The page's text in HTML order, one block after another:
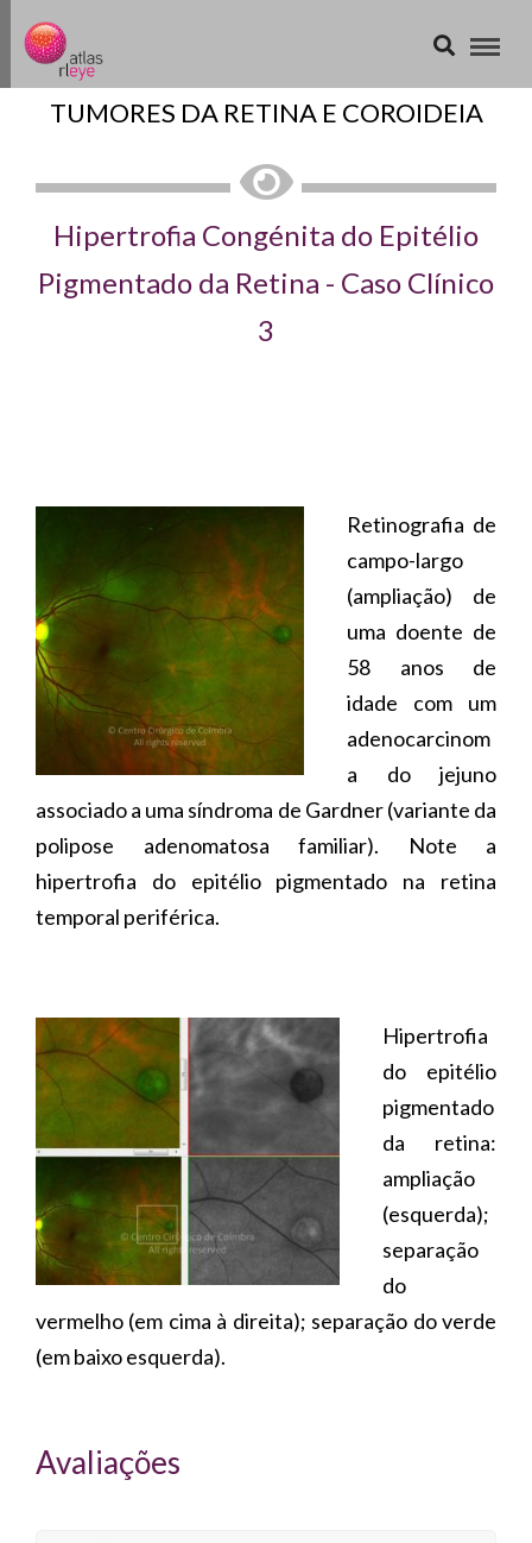
TUMORES DA RETINA E COROIDEIA
Hipertrofia Congénita do Epitélio
Pigmentado da Retina - Caso Clínico
3
Retinografia de
campo-largo
(ampliação) de
uma doente de
58 anos de
idade com um
adenocarcinom
a do jejuno
associado a uma síndroma de Gardner (variante da
polipose adenomatosa familiar). Note a
hipertrofia do epitélio pigmentado na retina
temporal periférica.
Hipertrofia
do epitélio
pigmentado
da retina:
ampliação
(esquerda);
separação
do
vermelho (em cima à direita); separação do verde
(em baixo esquerda).
Avaliações